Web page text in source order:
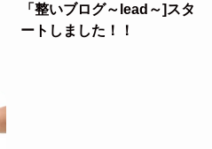
「整いブログ～lead～]スタ
ートしました！！